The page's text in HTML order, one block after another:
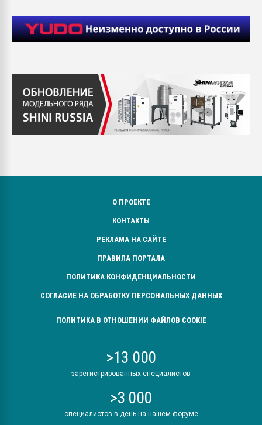
О ПРОЕКТЕ
КОНТАКТЫ
РЕКЛАМА НА САЙТЕ
ПРАВИЛА ПОРТАЛА
ПОЛИТИКА КОНФИДЕНЦИАЛЬНОСТИ
СОГЛАСИЕ НА ОБРАБОТКУ ПЕРСОНАЛЬНЫХ ДАННЫХ
ПОЛИТИКА В ОТНОШЕНИИ ФАЙЛОВ COOKIE
>13 000
зарегистрированных специалистов
>3 000
специалистов в день на нашем форуме